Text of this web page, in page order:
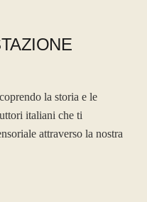
la storia e le
italiani che ti
attraverso la nostra